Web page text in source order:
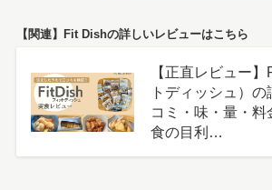
【関連】Fit Dishの詳しいレビューはこちら
【正直レビュー
トディッシュ）
コミ・味・量・料
食の目利…